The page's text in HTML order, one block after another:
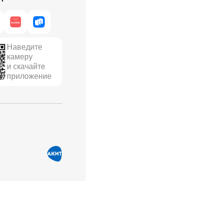
Наведите
камеру
и скачайте
приложение